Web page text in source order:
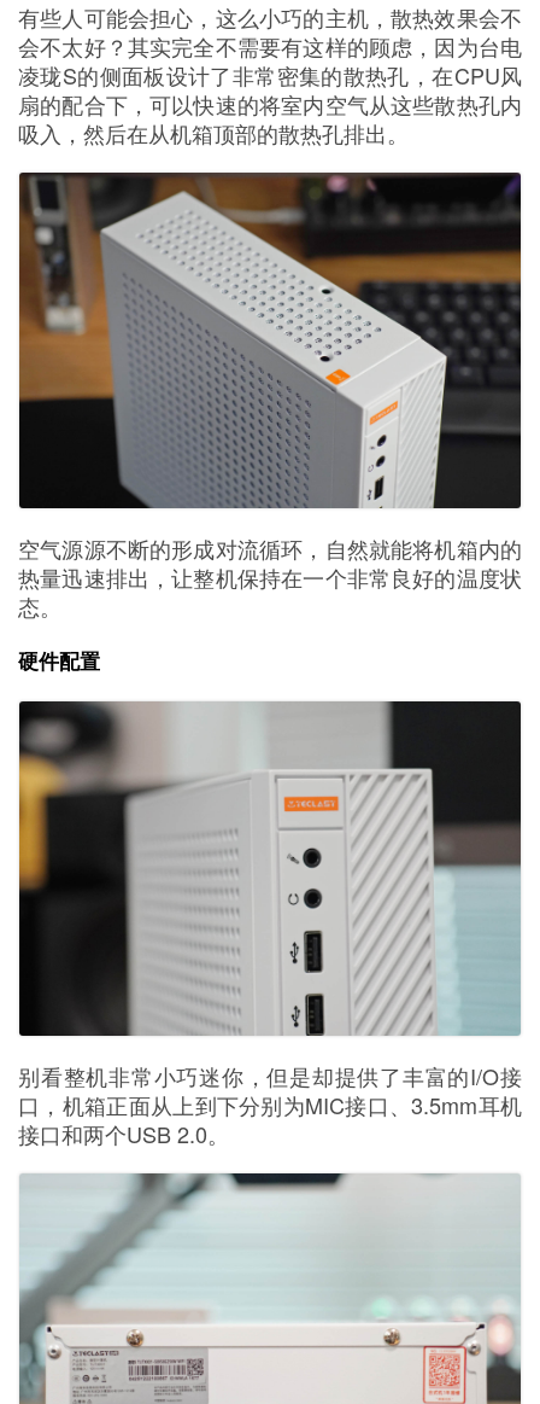
有些人可能会担心，这么小巧的主机，散热效果会不
会不太好？其实完全不需要有这样的顾虑，因为台电
凌珑S的侧面板设计了非常密集的散热孔，在CPU风
扇的配合下，可以快速的将室内空气从这些散热孔内
吸入，然后在从机箱顶部的散热孔排出。
空气源源不断的形成对流循环，自然就能将机箱内的
热量迅速排出，让整机保持在一个非常良好的温度状
态。
硬件配置
别看整机非常小巧迷你，但是却提供了丰富的I/O接
口，机箱正面从上到下分别为MIC接口、3.5mm耳机
接口和两个USB 2.0。